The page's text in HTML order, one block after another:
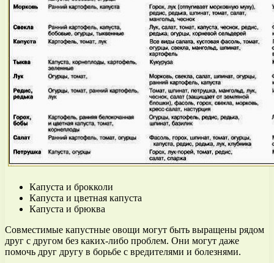
Капуста и брокколи
Капуста и цветная капуста
Капуста и брюква
Совместимые капустные овощи могут быть выращены рядом
друг с другом без каких-либо проблем. Они могут даже
помочь друг другу в борьбе с вредителями и болезнями.